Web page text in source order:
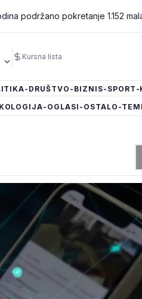
pokretanje 1.152 mala biznisa•
Kursna lista
-DRUŠTVO -BIZNIS-SPORT -
-OGLASI -OSTALO -